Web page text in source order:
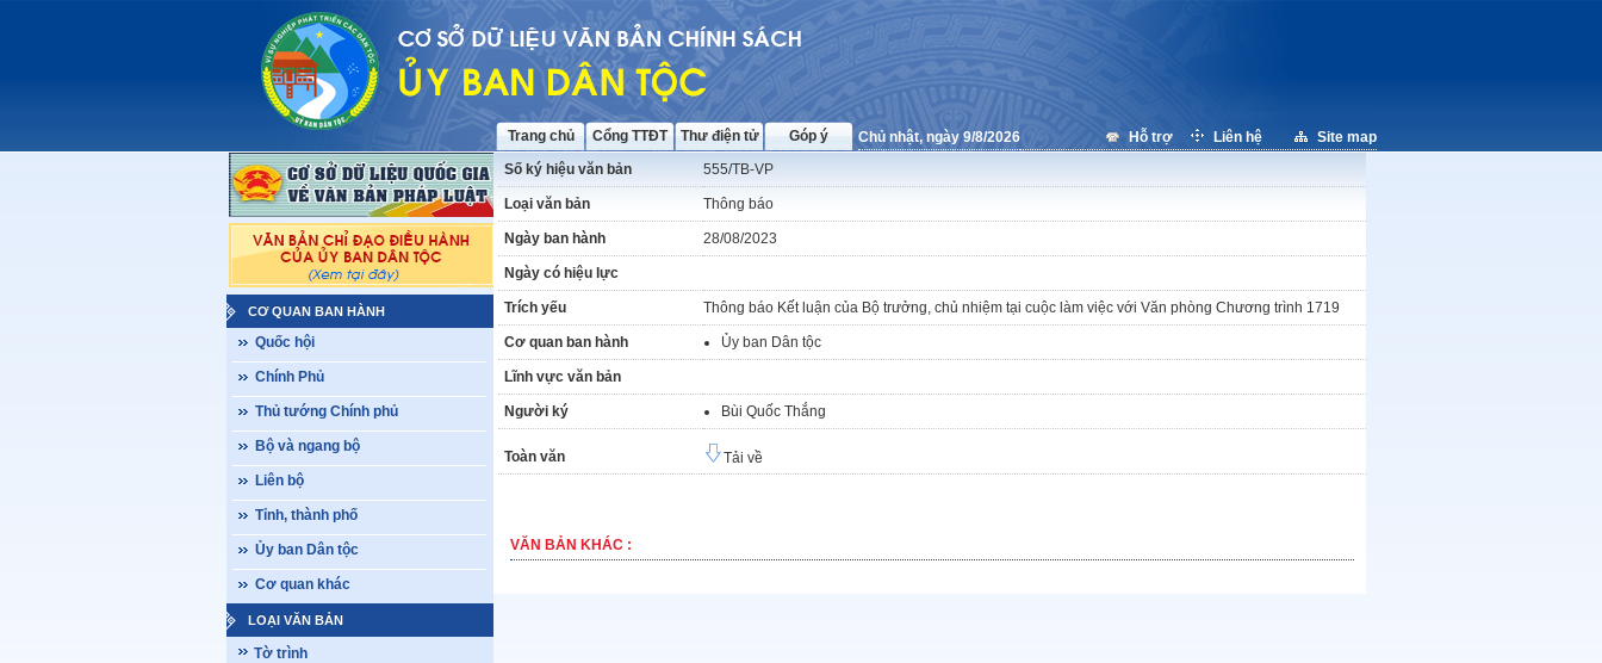
Trang chủ Cổng TTĐT Thư điện tử Góp ý Chủ nhật, ngày 9/8/2026 Hỗ trợ Liên hệ Site map
CƠ QUAN BAN HÀNH
Quốc hội
Chính Phủ
Thủ tướng Chính phủ
Bộ và ngang bộ
Liên bộ
Tỉnh, thành phố
Ủy ban Dân tộc
Cơ quan khác
LOẠI VĂN BẢN
Tờ trình
Số ký hiệu văn bản 555/TB-VP
Loại văn bản Thông báo
Ngày ban hành 28/08/2023
Ngày có hiệu lực
Trích yếu Thông báo Kết luận của Bộ trưởng, chủ nhiệm tại cuộc làm việc với Văn phòng Chương trình 1719
Cơ quan ban hành Ủy ban Dân tộc
Lĩnh vực văn bản
Người ký Bùi Quốc Thắng
Toàn văn Tải về
VĂN BẢN KHÁC :